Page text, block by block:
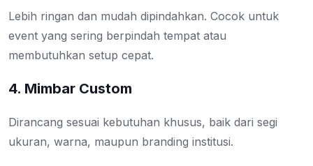
Lebih ringan dan mudah dipindahkan. Cocok untuk
event yang sering berpindah tempat atau
membutuhkan setup cepat.
4. Mimbar Custom
Dirancang sesuai kebutuhan khusus, baik dari segi
ukuran, warna, maupun branding institusi.